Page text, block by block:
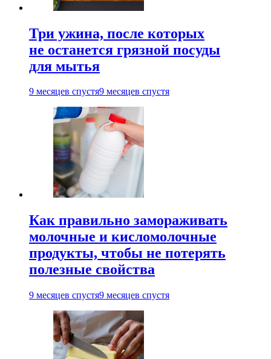
Три ужина, после которых
не останется грязной посуды
для мытья
9 месяцев спустя9 месяцев спустя
Как правильно замораживать
молочные и кисломолочные
продукты, чтобы не потерять
полезные свойства
9 месяцев спустя9 месяцев спустя